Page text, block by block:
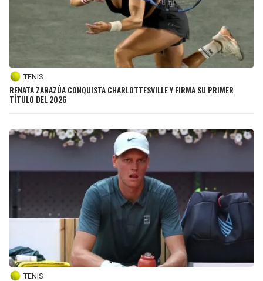
TENIS
RENATA ZARAZÚA CONQUISTA CHARLOTTESVILLE Y FIRMA SU PRIMER
TÍTULO DEL 2026
TENIS